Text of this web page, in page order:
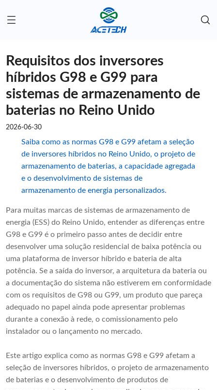
Requisitos dos inversores
híbridos G98 e G99 para
sistemas de armazenamento de
baterias no Reino Unido
2026-06-30
Saiba como as normas G98 e G99 afetam a seleção
de inversores híbridos no Reino Unido, o projeto de
armazenamento de baterias, a capacidade agregada
e o desenvolvimento de sistemas de
armazenamento de energia personalizados.
Para muitas marcas de sistemas de armazenamento de
energia (ESS) do Reino Unido, entender as diferenças entre
G98 e G99 é o primeiro passo antes de decidir entre
desenvolver uma solução residencial de baixa potência ou
uma plataforma de inversor híbrido e bateria de alta
potência. Se a saída do inversor, a arquitetura da bateria ou
a documentação do sistema não estiverem em conformidade
com os requisitos de G98 ou G99, um produto que pareça
adequado no papel ainda pode apresentar problemas
durante a conexão à rede, o comissionamento pelo
instalador ou o lançamento no mercado.
Este artigo explica como as normas G98 e G99 afetam a
seleção de inversores híbridos, o projeto de armazenamento
de baterias e o desenvolvimento de produtos de